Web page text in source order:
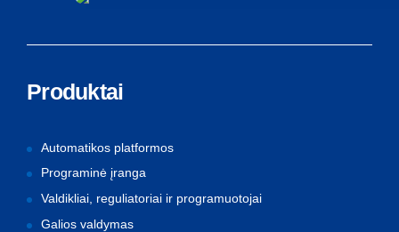
Produktai
Automatikos platformos
Programinė įranga
Valdikliai, reguliatoriai ir programuotojai
Galios valdymas